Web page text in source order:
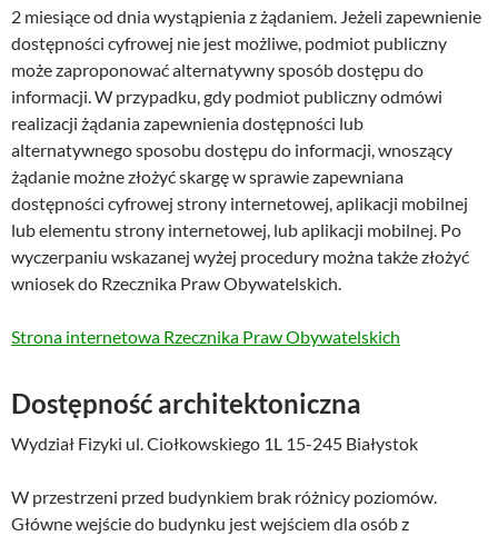
2 miesiące od dnia wystąpienia z żądaniem. Jeżeli zapewnienie
dostępności cyfrowej nie jest możliwe, podmiot publiczny
może zaproponować alternatywny sposób dostępu do
informacji. W przypadku, gdy podmiot publiczny odmówi
realizacji żądania zapewnienia dostępności lub
alternatywnego sposobu dostępu do informacji, wnoszący
żądanie możne złożyć skargę w sprawie zapewniana
dostępności cyfrowej strony internetowej, aplikacji mobilnej
lub elementu strony internetowej, lub aplikacji mobilnej. Po
wyczerpaniu wskazanej wyżej procedury można także złożyć
wniosek do Rzecznika Praw Obywatelskich.
Strona internetowa Rzecznika Praw Obywatelskich
Dostępność architektoniczna
Wydział Fizyki ul. Ciołkowskiego 1L 15-245 Białystok
W przestrzeni przed budynkiem brak różnicy poziomów.
Główne wejście do budynku jest wejściem dla osób z